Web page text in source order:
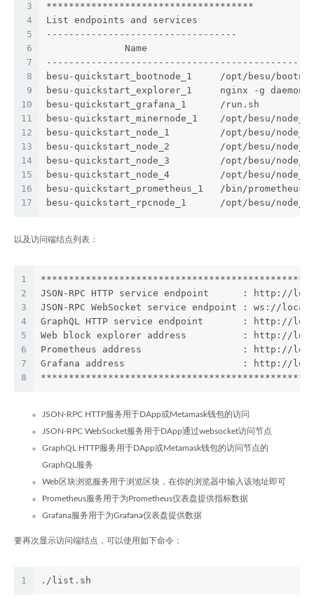
3
4
5
6
7
8
9
10
11
12
13
14
15
16
17
*************************************
List endpoints and services
----------------------------------
Name
besu-quickstart_bootnode_1     /opt/besu/
besu-quickstart_explorer_1     nginx -g
besu-quickstart_grafana_1      /run.sh
besu-quickstart_minernode_1    /opt/besu/
besu-quickstart_node_1         /opt/besu/
besu-quickstart_node_2         /opt/besu/
besu-quickstart_node_3         /opt/besu/
besu-quickstart_node_4         /opt/besu/
besu-quickstart_prometheus_1   /bin/
besu-quickstart_rpcnode_1      /opt/besu/
以及访问端结点列表：
1
2
3
4
5
6
7
8
JSON-RPC HTTP service endpoint      : http://
JSON-RPC WebSocket service endpoint : ws://
GraphQL HTTP service endpoint       : http://
Web block explorer address          : http://
Prometheus address                  : http://
Grafana address
JSON-RPC HTTP服务用于DApp或Metamask钱包的访问
JSON-RPC WebSocket服务用于DApp通过websocket访问节点
GraphQL HTTP服务用于DApp或Metamask钱包的访问节点的
GraphQL服务
Web区块浏览服务用于浏览区块，在你的浏览器中输入该地址即可
Prometheus服务用于为Prometheus仪表盘提供指标数据
Grafana服务用于为Grafana仪表盘提供数据
要再次显示访问端结点，可以使用如下命令：
1 ./list.sh